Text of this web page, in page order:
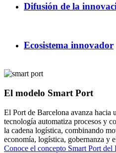
Difusión de la
Ecosistema innovador
El modelo Smart Port
El Port de Barcelona avanza hacia
tecnología automatiza procesos y
la cadena logística, combinando
economía, logística, gobernanza y
Conoce el concepto Smart Port del